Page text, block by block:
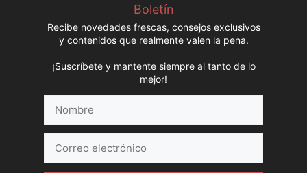
Boletín
Recibe novedades frescas, consejos exclusivos
y contenidos que realmente valen la pena.
¡Suscríbete y mantente siempre al tanto de lo
mejor!
electrónico